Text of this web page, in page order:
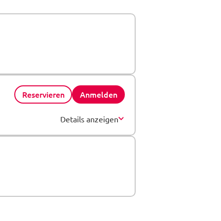
Reservieren Anmelden
Details anzeigen